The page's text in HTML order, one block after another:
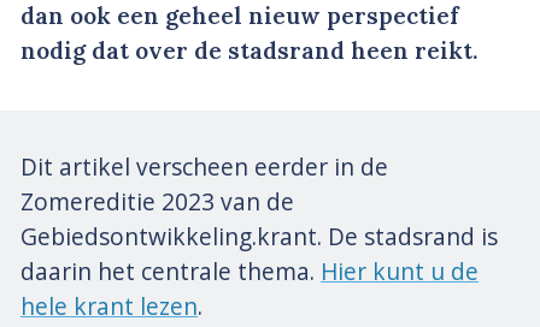
dan ook een geheel nieuw perspectief
nodig dat over de stadsrand heen reikt.
Dit artikel verscheen eerder in de
Zomereditie 2023 van de
Gebiedsontwikkeling.krant. De stadsrand is
daarin het centrale thema. Hier kunt u de
hele krant lezen.